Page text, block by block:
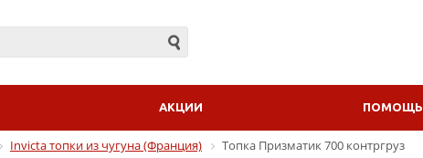
АКЦИИ ПОМОЩЬ
Invicta топки из чугуна (Франция) Топка Призматик 700 контргруз